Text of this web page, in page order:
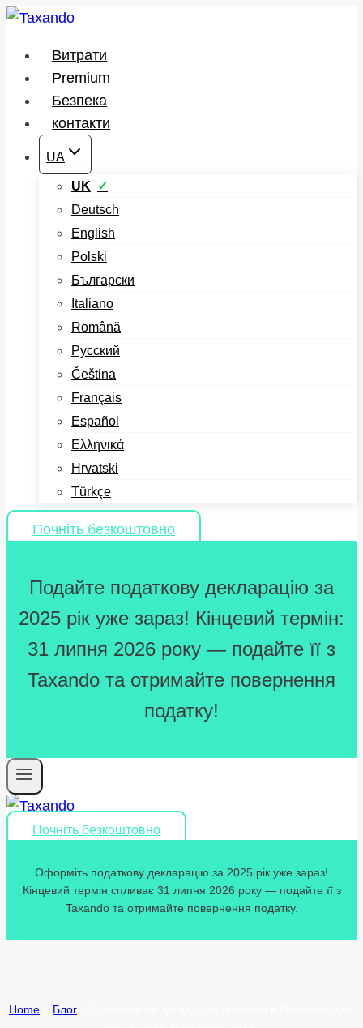
Перейти
вмісту
Витрати
Premium
Безпека
контакти
UA
UK
Deutsch
English
Polski
Български
Italiano
Română
Русский
Čeština
Français
Español
Ελληνικά
Hrvatski
Türkçe
Почніть безкоштовно
Подайте податкову декларацію за
2025 рік уже зараз! Кінцевий термін:
31 липня 2026 року — подайте її з
Taxando та отримайте повернення
податку!
Почніть безкоштовно
Оформіть податкову декларацію за 2025 рік уже зараз!
Кінцевий термін спливає 31 липня 2026 року — подайте її з
Taxando та отримайте повернення податку.
Home Блог